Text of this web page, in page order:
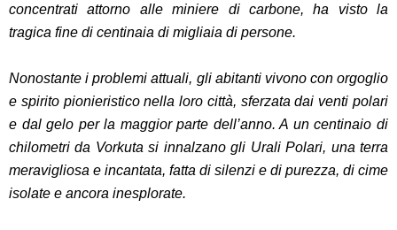
concentrati attorno alle miniere di carbone, ha visto la
tragica fine di centinaia di migliaia di persone.
Nonostante i problemi attuali, gli abitanti vivono con orgoglio
e spirito pionieristico nella loro città, sferzata dai venti polari
e dal gelo per la maggior parte dell’anno. A un centinaio di
chilometri da Vorkuta si innalzano gli Urali Polari, una terra
meravigliosa e incantata, fatta di silenzi e di purezza, di cime
isolate e ancora inesplorate.